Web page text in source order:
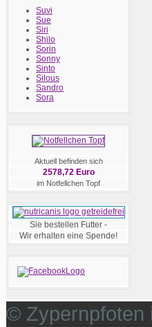
Suvi
Sue
Siri
Shilo
Sorin
Sonny
Sinto
Silous
Sandro
Sora
Aktuell befinden sich
2578,72 Euro
im Notfellchen Topf
Sie bestellen Futter -
Wir erhalten eine Spende!
© Zypernpfoten